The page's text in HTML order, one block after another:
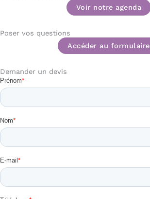
Voir notre agenda
Poser vos questions
Accéder au formulaire
Demander un devis